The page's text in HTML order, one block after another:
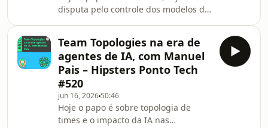
e o IBM Bob, o agente de
desenvolvimento da empres
disputa pelo controle dos modelos de
Claude Fable 5, e do seu impacto no
trabalho de devs. A seguir,
abordamos os bastidores do bloqueio
imposto pelo governo dos Estados
Unidos, o que toca em temas de
segurança, regulação, soberania
tecnológica e o risco de empresas e
Team Topologies na era de
agentes de IA, com Manuel
Pais – Hipsters Ponto Tech
#520
jun 16, 2026 50:46
Hoje o papo é sobre topologia de
times e o impacto da IA nas